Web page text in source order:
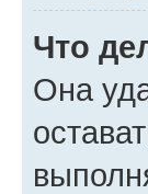
Что
Она